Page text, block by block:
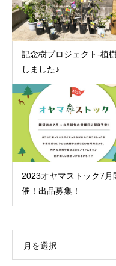
記念樹プロジェクト-植
しました♪
2023オヤマストック7月
催！出品募集！
月を選択